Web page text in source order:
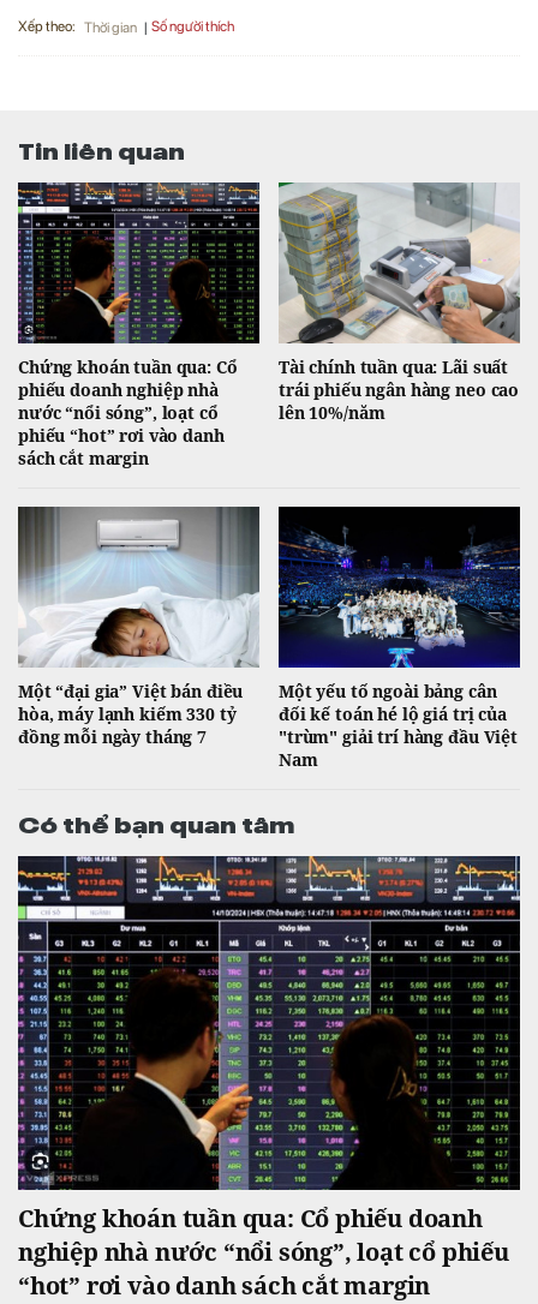
Xếp theo: Thời gian Số người thích
Tin liên quan
Chứng khoán tuần qua: Cổ
phiếu doanh nghiệp nhà
nước “nổi sóng”, loạt cổ
phiếu “hot” rơi vào danh
sách cắt margin
Tài chính tuần qua: Lãi suất
trái phiếu ngân hàng neo cao
lên 10%/năm
Một “đại gia” Việt bán điều
hòa, máy lạnh kiếm 330 tỷ
đồng mỗi ngày tháng 7
Một yếu tố ngoài bảng cân
đối kế toán hé lộ giá trị của
"trùm" giải trí hàng đầu Việt
Nam
Có thể bạn quan tâm
Chứng khoán tuần qua: Cổ phiếu doanh
nghiệp nhà nước “nổi sóng”, loạt cổ phiếu
“hot” rơi vào danh sách cắt margin